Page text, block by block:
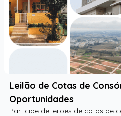
Leilão de Cotas de
Oportunidades
Participe de leilões de cotas de